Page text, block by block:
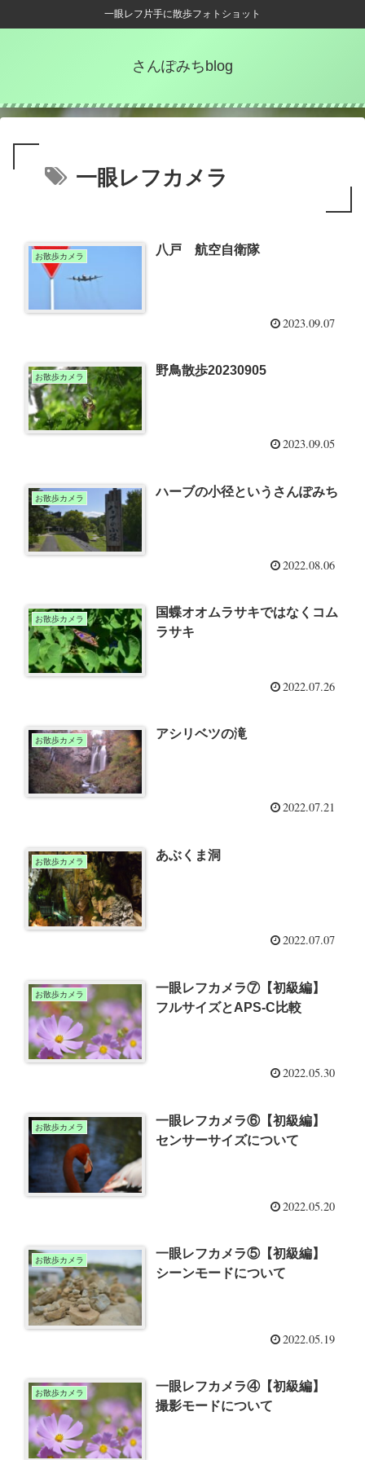
一眼レフ片手に散歩フォトショット
さんぽみちblog
一眼レフカメラ
お散歩カメラ 八戸 航空自衛隊
2023.09.07
お散歩カメラ 野鳥散歩20230905
2023.09.05
お散歩カメラ ハーブの小径というさんぽみち
2022.08.06
お散歩カメラ
国蝶オオムラサキではなくコム
ラサキ
2022.07.26
お散歩カメラ アシリベツの滝
2022.07.21
お散歩カメラ あぶくま洞
2022.07.07
お散歩カメラ
一眼レフカメラ⑦【初級編】
フルサイズとAPS-C比較
2022.05.30
お散歩カメラ
一眼レフカメラ⑥【初級編】
センサーサイズについて
2022.05.20
お散歩カメラ
一眼レフカメラ⑤【初級編】
シーンモードについて
2022.05.19
お散歩カメラ
一眼レフカメラ④【初級編】
撮影モードについて